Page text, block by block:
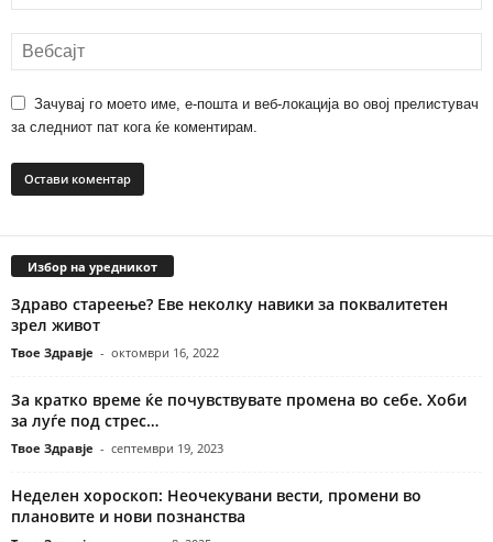
Зачувај го моето име, е-пошта и веб-локација во овој прелистувач
за следниот пат кога ќе коментирам.
Избор на уредникот
Здраво стареење? Еве неколку навики за поквалитетен
зрел живот
Твое Здравје - октомври 16, 2022
За кратко време ќе почувствувате промена во себе. Хоби
за луѓе под стрес…
Твое Здравје - септември 19, 2023
Неделен хороскоп: Неочекувани вести, промени во
плановите и нови познанства